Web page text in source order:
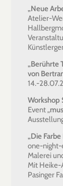
„Neue
Atelier-
„Berührte
von
14.-
Workshop
Event „
„Die
one-night-
Malerei
Mit Heike-
Pasinger